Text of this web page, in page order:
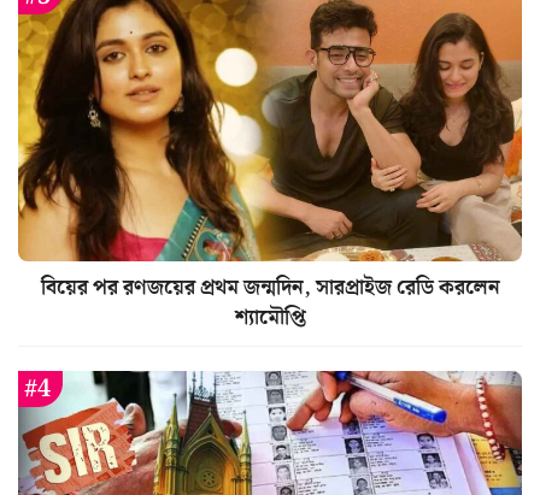
বিয়ের পর রণজয়ের প্রথম জন্মদিন, সারপ্রাইজ রেডি করলেন
শ্যামৌপ্তি